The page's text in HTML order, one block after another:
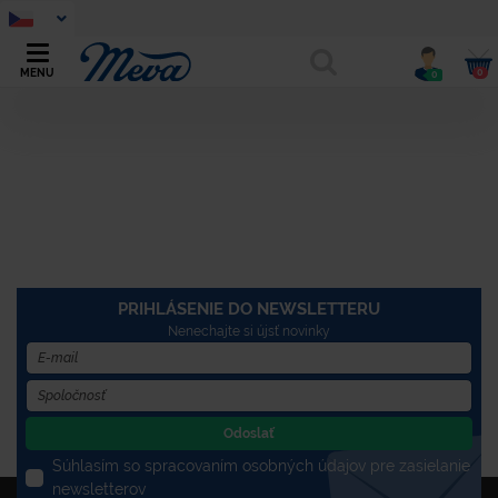
MENU 0 0
PRIHLÁSENIE DO NEWSLETTERU
Nenechajte si újsť novinky
Odoslať
Súhlasím so spracovaním osobných údajov pre zasielanie
newsletterov